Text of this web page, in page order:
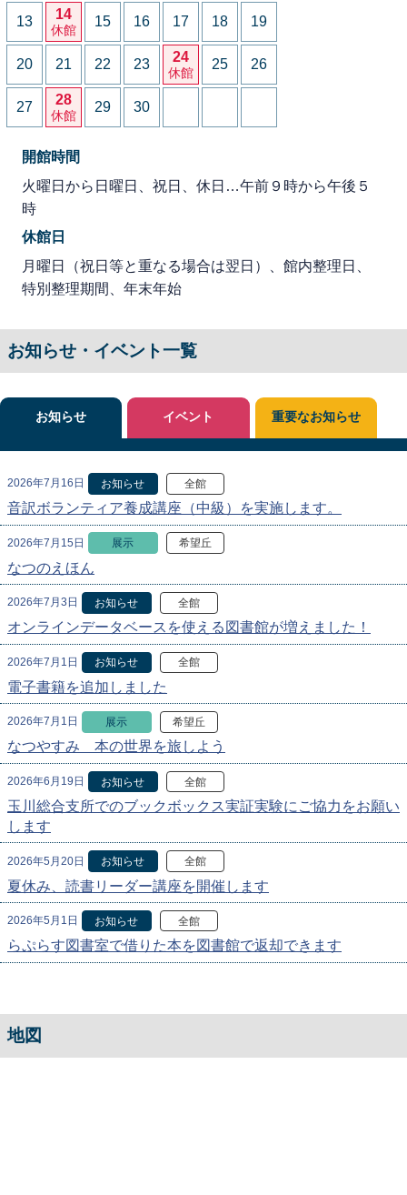
13 14
休館
15 16 17 18 19
20 21 22 23 24
休館
25 26
27 28
休館
29 30
開館時間
火曜日から日曜日、祝日、休日…午前９時から午後５
時
休館日
月曜日（祝日等と重なる場合は翌日）、館内整理日、
特別整理期間、年末年始
お知らせ・イベント一覧
お知らせ
2026年7月16日 お知らせ 全館
音訳ボランティア養成講座（中級）を実施します。
2026年7月15日 展示 希望丘
なつのえほん
2026年7月3日 お知らせ 全館
オンラインデータベースを使える図書館が増えました！
2026年7月1日 お知らせ 全館
電子書籍を追加しました
2026年7月1日 展示 希望丘
なつやすみ 本の世界を旅しよう
2026年6月19日 お知らせ 全館
玉川総合支所でのブックボックス実証実験にご協力をお願い
します
2026年5月20日 お知らせ 全館
夏休み、読書リーダー講座を開催します
2026年5月1日 お知らせ 全館
らぷらす図書室で借りた本を図書館で返却できます
イベント 重要なお知らせ
地図